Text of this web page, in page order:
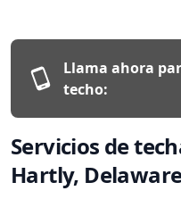
Llama ahora
techo:
Servicios de
Hartly,